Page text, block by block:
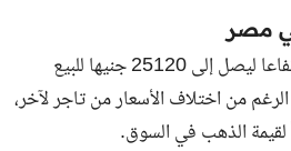
مصر
ليصل إلى25120جنيها للبيع
من اختلاف الأسعار من تاجر لآخر،
لقيمة الذهب في السوق.